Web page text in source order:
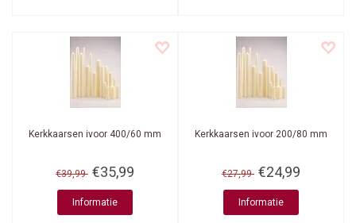
Kerkkaarsen ivoor 400/60 mm
€39,99 €35,99
Informatie
Kerkkaarsen ivoor 200/80 mm
€27,99 €24,99
Informatie